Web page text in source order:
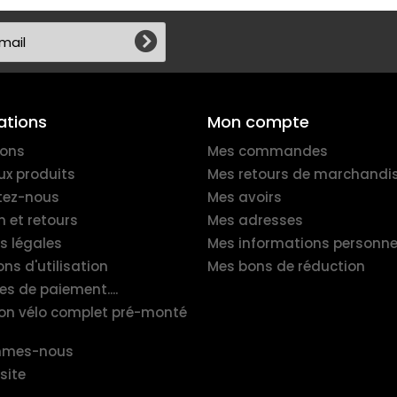
produits
nous
et retours
légales
d'utilisation
de paiement....
vélo complet pré-monté
nous
Mon compte
Mes commandes
Mes retours de
Mes avoirs
Mes adresses
Mes informations
Mes bons de réduction